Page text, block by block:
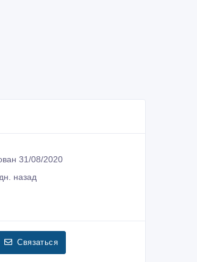
31/08/2020
назад
Связаться